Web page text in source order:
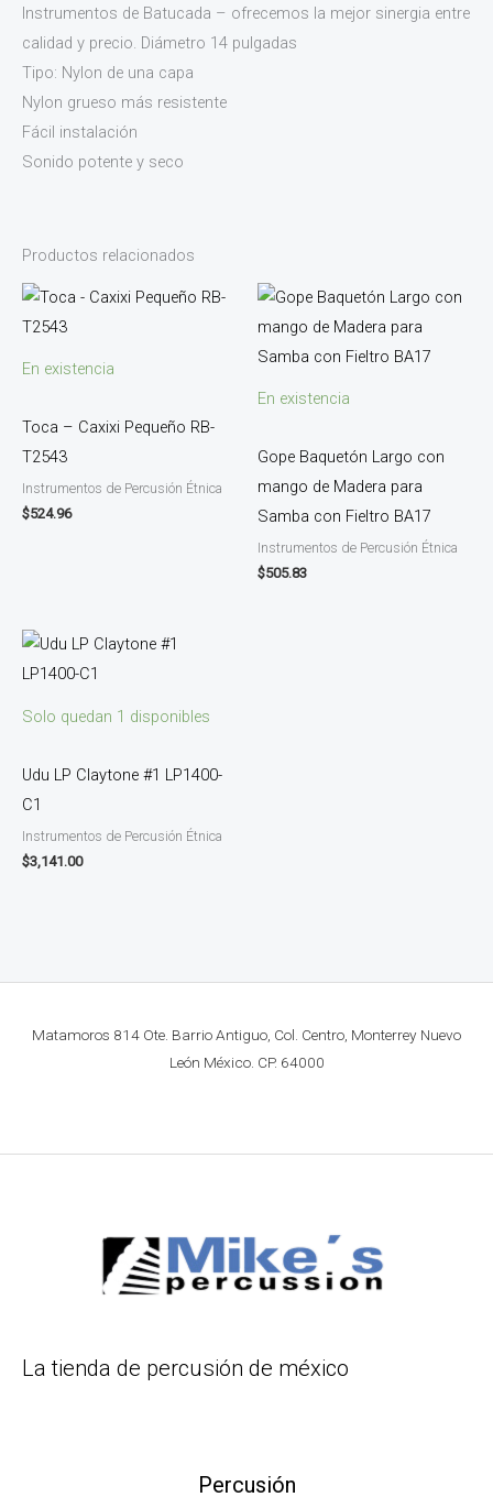
Instrumentos de Batucada – ofrecemos la mejor sinergia entre
calidad y precio. Diámetro 14 pulgadas
Tipo: Nylon de una capa
Nylon grueso más resistente
Fácil instalación
Sonido potente y seco
Productos relacionados
En existencia
Toca – Caxixi Pequeño RB-
T2543
Instrumentos de Percusión Étnica
$524.96
En existencia
Gope Baquetón Largo con
mango de Madera para
Samba con Fieltro BA17
Instrumentos de Percusión Étnica
$505.83
Solo quedan 1 disponibles
Udu LP Claytone #1 LP1400-
C1
Instrumentos de Percusión Étnica
$3,141.00
Matamoros 814 Ote. Barrio Antiguo, Col. Centro, Monterrey Nuevo
León México. CP. 64000
La tienda de percusión de méxico
Percusión